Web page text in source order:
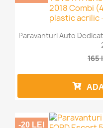
Paravanturi Auto
165
-20 LEI